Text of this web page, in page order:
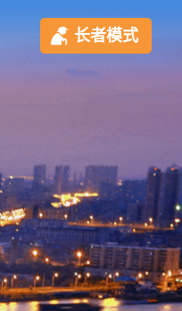
长者模式